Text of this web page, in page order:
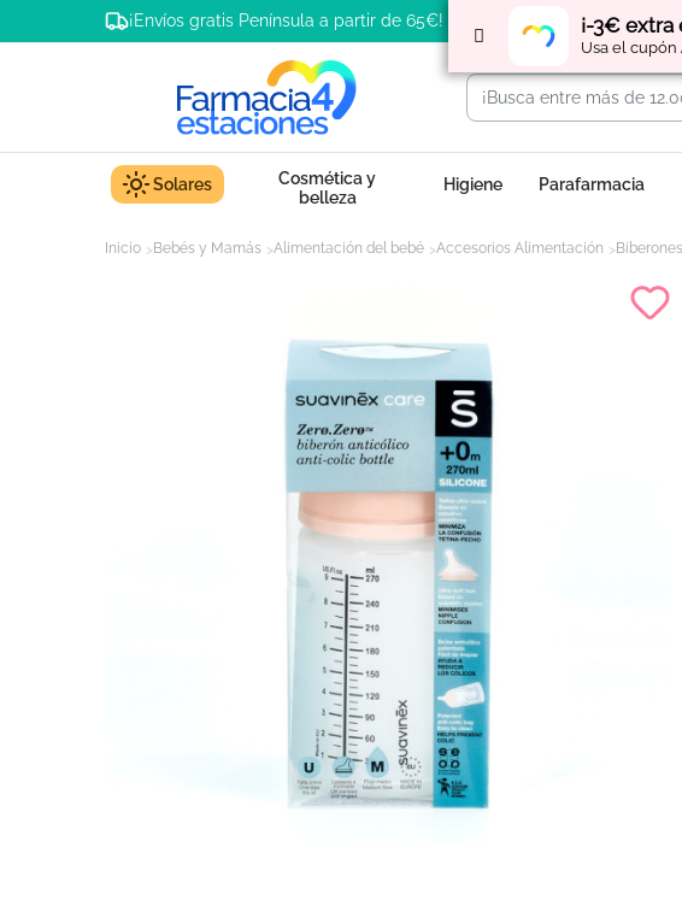
¡-3€ extra
Usa el cupón
¡Envíos gratis Península a partir de 65€!
Solares
Cosmética y
belleza
Higiene Parafarmacia
Inicio Bebés y Mamás Alimentación del bebé Accesorios Alimentación